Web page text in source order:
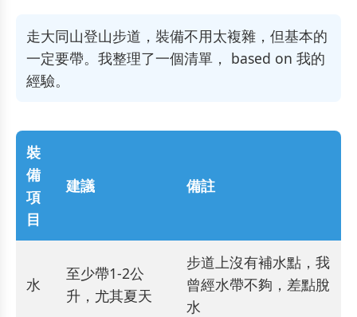
走大同山登山步道，裝備不用太複雜，但基本的
一定要帶。我整理了一個清單， based on 我的
經驗。
裝
備
項
目
建議 備註
水
至少帶1-2公
升，尤其夏天
步道上沒有補水點，我
曾經水帶不夠，差點脫
水